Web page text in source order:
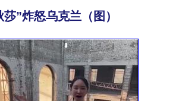
”炸怒乌克兰（图）